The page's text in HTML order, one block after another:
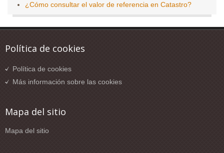
¿Cómo consultar el valor de referencia en Catastro?
Política de cookies
Política de cookies
Más información sobre las cookies
Mapa del sitio
Mapa del sitio